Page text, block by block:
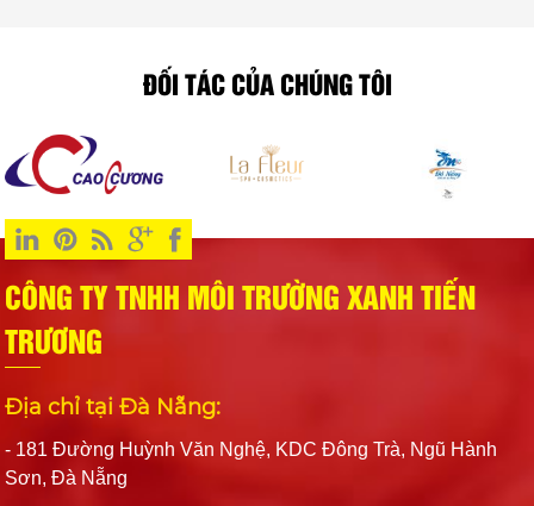
các bạn
ĐỐI TÁC CỦA CHÚNG TÔI
CÔNG TY TNHH MÔI TRƯỜNG XANH TIẾN
TRƯƠNG
Địa chỉ tại Đà Nẵng:
- 181 Đường Huỳnh Văn Nghệ, KDC Đông Trà, Ngũ Hành
Sơn, Đà Nẵng